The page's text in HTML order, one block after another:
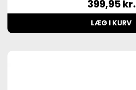
399,95kr.
LÆG I KURV